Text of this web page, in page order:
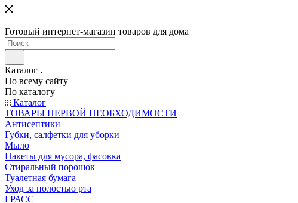
Готовый интернет-магазин товаров для дома
Каталог
По всему сайту
По каталогу
Каталог
ТОВАРЫ ПЕРВОЙ НЕОБХОДИМОСТИ
Антисептики
Губки, салфетки для уборки
Мыло
Пакеты для мусора, фасовка
Стиральный порошок
Туалетная бумага
Уход за полостью рта
ГРАСС